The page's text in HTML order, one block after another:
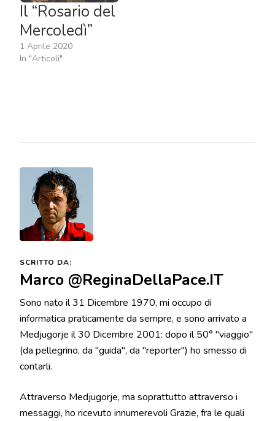
Il “Rosario del
Mercoledì”
1 Aprile 2020
In "Articoli"
SCRITTO DA:
Marco @ReginaDellaPace.IT
Sono nato il 31 Dicembre 1970, mi occupo di
informatica praticamente da sempre, e sono arrivato a
Medjugorje il 30 Dicembre 2001: dopo il 50° "viaggio"
(da pellegrino, da "guida", da "reporter") ho smesso di
contarli.
Attraverso Medjugorje, ma soprattutto attraverso i
messaggi, ho ricevuto innumerevoli Grazie, fra le quali